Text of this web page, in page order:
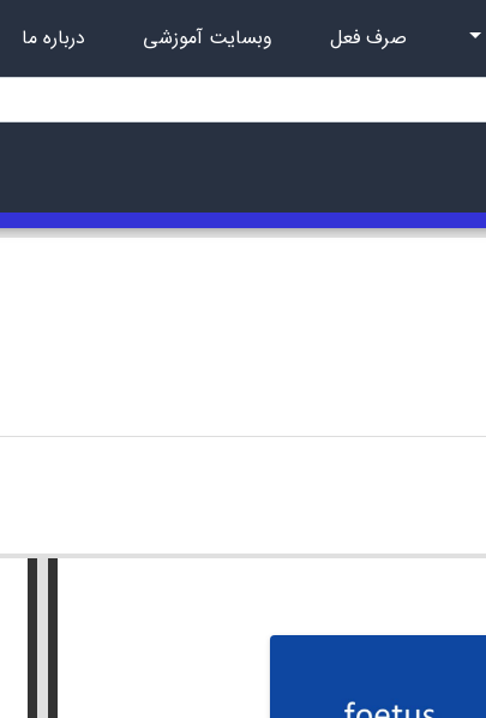
صرف فعل وبسایت آموزشی درباره ما